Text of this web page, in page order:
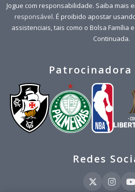
Jogue com responsabilidade. Saiba mais
responsável. É proibido apostar
assistenciais, tais como o Bolsa Família
Continuada.
Redes